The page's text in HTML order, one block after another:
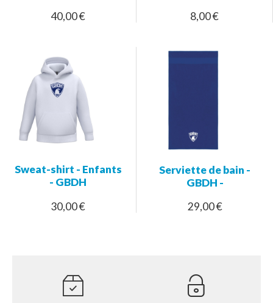
40,00 €
8,00 €
Sweat-shirt - Enfants
- GBDH
30,00 €
Serviette de bain -
GBDH -
29,00 €